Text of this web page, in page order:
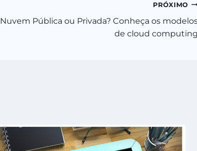
PRÓXIMO
Nuvem Pública ou Privada? Conheça os
de cloud